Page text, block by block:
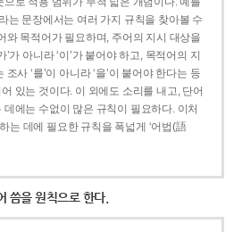
는 문장에서는 여러 가지 규칙을 찾아볼 수
와 목적어가 필요하며, 주어의 지시 대상을
’가 아니라 ‘이’가 붙어야 하고, 목적어의 지
조사 ‘를’이 아니라 ‘을’이 붙어야 한다는 등
있는 것이다. 이 외에도 소리를 내고, 단어
에는 수없이 많은 규칙이 필요하다. 이처
는 데에 필요한 규칙을 폭넓게 ‘어법(語
씀을 원칙으로 한다.